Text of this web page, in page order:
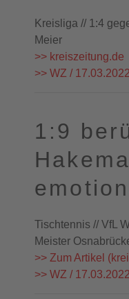
Kreisliga // 1:4
Meier
>> kreiszeitung.de
>> WZ / 17.03.2022
1:9
Tischtennis // VfL
Meister
>> Zum Artikel
>> WZ / 17.03.2022